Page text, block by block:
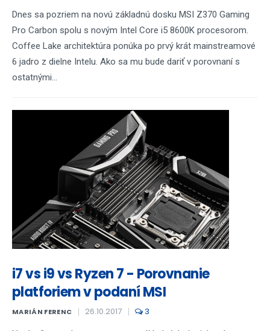
Dnes sa pozriem na novú základnú dosku MSI Z370 Gaming
Pro Carbon spolu s novým Intel Core i5 8600K procesorom.
Coffee Lake architektúra ponúka po prvý krát mainstreamové
6 jadro z dielne Intelu. Ako sa mu bude dariť v porovnaní s
ostatnými...
i7 vs i9 vs Ryzen 7 - Porovnanie
platforiem v podaní MSI
MARIÁN FERENC 26.10.2017 3